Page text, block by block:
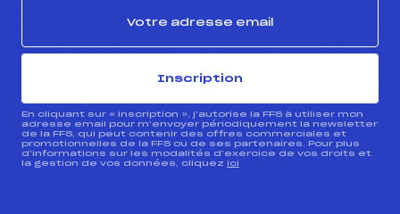
Inscription
En cliquant sur « inscription », j’autorise la FFS à utiliser mon
adresse email pour m’envoyer périodiquement la newsletter
de la FFS, qui peut contenir des offres commerciales et
promotionnelles de la FFS ou de ses partenaires. Pour plus
d’informations sur les modalités d’exercice de vos droits et
la gestion de vos données, cliquez ici